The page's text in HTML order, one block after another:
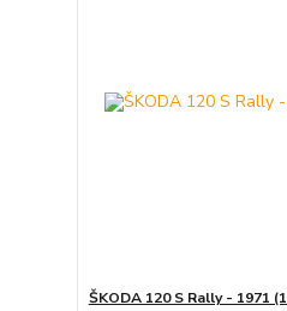
ŠKODA 120 S Rally - 1971